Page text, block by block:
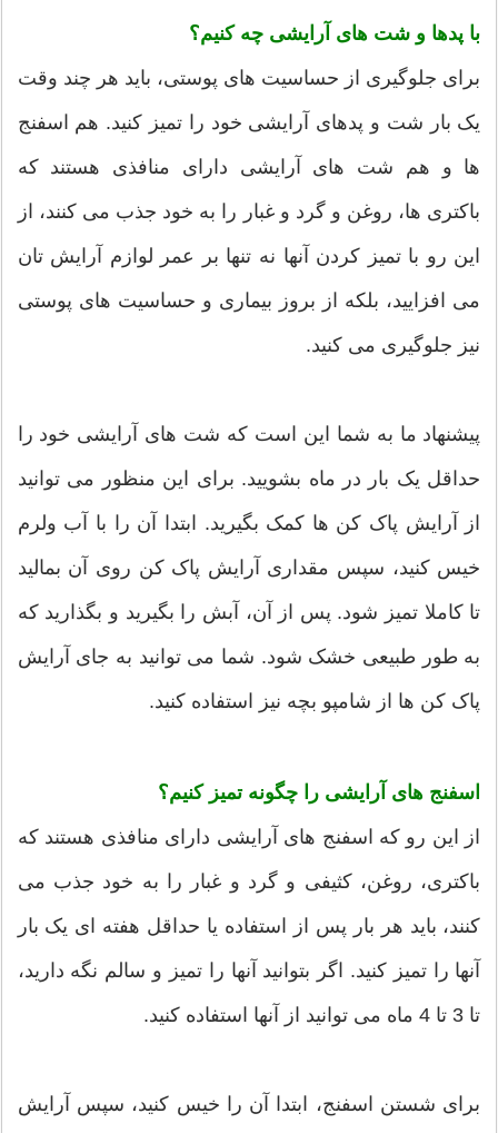
با پدها و شت های آرایشی چه کنیم؟
برای جلوگیری از حساسیت های پوستی، باید هر چند وقت
یک بار شت و پدهای آرایشی خود را تمیز کنید. هم اسفنج
ها و هم شت های آرایشی دارای منافذی هستند که
باکتری ها، روغن و گرد و غبار را به خود جذب می کنند، از
این رو با تمیز کردن آنها نه تنها بر عمر لوازم آرایش تان
می افزایید، بلکه از بروز بیماری و حساسیت های پوستی
نیز جلوگیری می کنید.
پیشنهاد ما به شما این است که شت های آرایشی خود را
حداقل یک بار در ماه بشویید. برای این منظور می توانید
از آرایش پاک کن ها کمک بگیرید. ابتدا آن را با آب ولرم
خیس کنید، سپس مقداری آرایش پاک کن روی آن بمالید
تا کاملا تمیز شود. پس از آن، آبش را بگیرید و بگذارید که
به طور طبیعی خشک شود. شما می توانید به جای آرایش
پاک کن ها از شامپو بچه نیز استفاده کنید.
اسفنج های آرایشی را چگونه تمیز کنیم؟
از این رو که اسفنج های آرایشی دارای منافذی هستند که
باکتری، روغن، کثیفی و گرد و غبار را به خود جذب می
کنند، باید هر بار پس از استفاده یا حداقل هفته ای یک بار
آنها را تمیز کنید. اگر بتوانید آنها را تمیز و سالم نگه دارید،
تا 3 تا 4 ماه می توانید از آنها استفاده کنید.
برای شستن اسفنج، ابتدا آن را خیس کنید، سپس آرایش